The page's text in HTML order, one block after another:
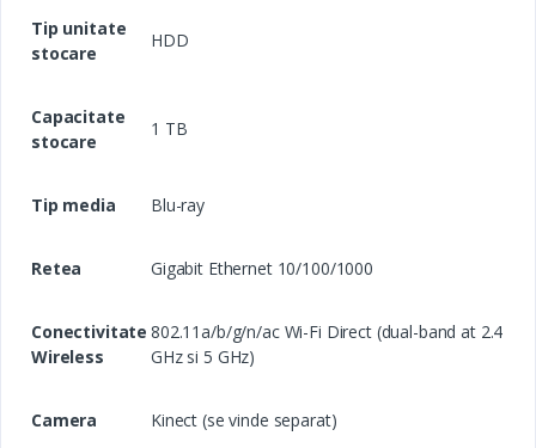
Tip unitate
stocare
HDD
Capacitate
stocare
1 TB
Tip media Blu-ray
Retea Gigabit Ethernet 10/100/1000
Conectivitate
Wireless
802.11a/b/g/n/ac Wi-Fi Direct (dual-band at 2.4
GHz si 5 GHz)
Camera Kinect (se vinde separat)